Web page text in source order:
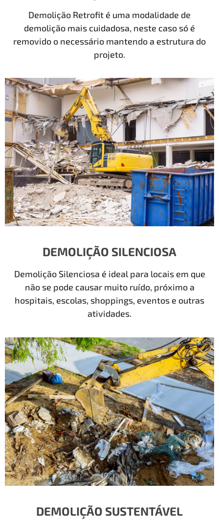
Demolição Retrofit é uma modalidade de
demolição mais cuidadosa, neste caso só é
removido o necessário mantendo a estrutura do
projeto.
DEMOLIÇÃO SILENCIOSA
Demolição Silenciosa é ideal para locais em que
não se pode causar muito ruído, próximo a
hospitais, escolas, shoppings, eventos e outras
atividades.
DEMOLIÇÃO SUSTENTÁVEL